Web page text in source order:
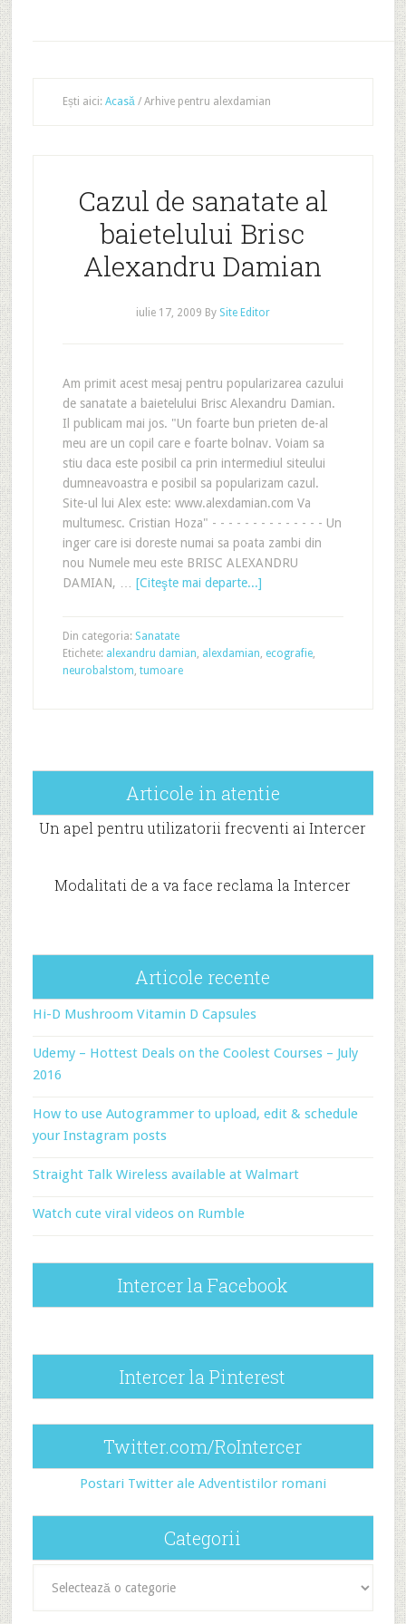
Ești aici: Acasă /Arhive pentru alexdamian
Cazul de sanatate al
baietelului Brisc
Alexandru Damian
iulie 17, 2009 By Site Editor
Am primit acest mesaj pentru popularizarea cazului
de sanatate a baietelului Brisc Alexandru Damian.
Il publicam mai jos. "Un foarte bun prieten de-al
meu are un copil care e foarte bolnav. Voiam sa
stiu daca este posibil ca prin intermediul siteului
dumneavoastra e posibil sa popularizam cazul.
Site-ul lui Alex este: www.alexdamian.com Va
multumesc. Cristian Hoza" - - - - - - - - - - - - - - Un
inger care isi doreste numai sa poata zambi din
nou Numele meu este BRISC ALEXANDRU
DAMIAN, … [Citeşte mai departe...]
Din categoria: Sanatate
Etichete: alexandru damian, alexdamian, ecografie,
neurobalstom, tumoare
Articole in atentie
Un apel pentru utilizatorii frecventi ai Intercer
Modalitati de a va face reclama la Intercer
Articole recente
Hi-D Mushroom Vitamin D Capsules
Udemy – Hottest Deals on the Coolest Courses – July
2016
How to use Autogrammer to upload, edit & schedule
your Instagram posts
Straight Talk Wireless available at Walmart
Watch cute viral videos on Rumble
Intercer la Facebook
Intercer la Pinterest
Twitter.com/RoIntercer
Postari Twitter ale Adventistilor romani
Categorii